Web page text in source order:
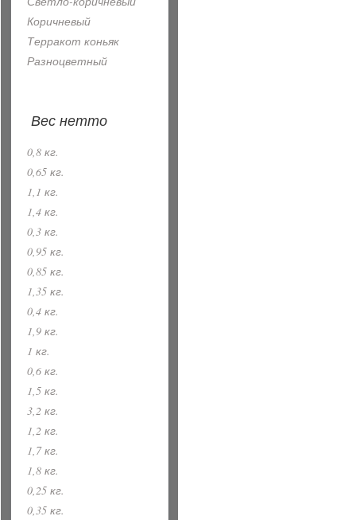
Коричневый
Терракот коньяк
Разноцветный
Вес нетто
0,8 кг.
0,65 кг.
1,1 кг.
1,4 кг.
0,3 кг.
0,95 кг.
0,85 кг.
1,35 кг.
0,4 кг.
1,9 кг.
1 кг.
0,6 кг.
1,5 кг.
3,2 кг.
1,2 кг.
1,7 кг.
1,8 кг.
0,25 кг.
0,35 кг.